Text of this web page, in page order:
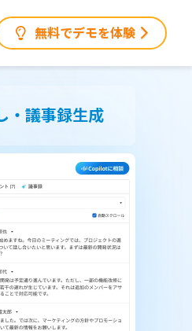
無料でデモを体験
・議事録生成
可視化し、